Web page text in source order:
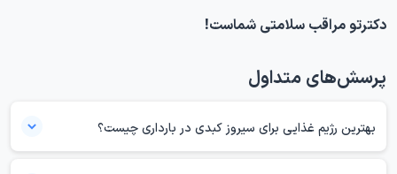
دکترتو مراقب سلامتی شماست!
پرسش‌های متداول
بهترین رژیم غذایی برای سیروز کبدی در بارداری چیست؟